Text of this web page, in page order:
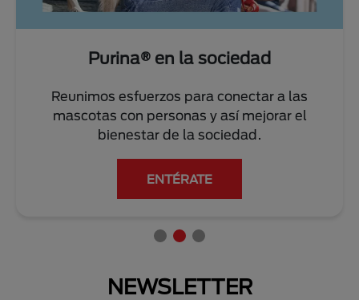
Purina® en la sociedad
Reunimos esfuerzos para conectar a las
mascotas con personas y así mejorar el
bienestar de la sociedad.
ENTÉRATE
NEWSLETTER